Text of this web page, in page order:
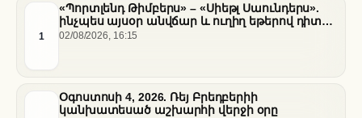
1
«Պորտլենդ Թիմբերս» – «Սիեթլ Սաունդերս».
ինչպես այսօր անվճար և ուղիղ եթերով դիտել
հանդիպումը
02/08/2026, 16:15
Օգոստոսի 4, 2026. Ռեյ Բրեդբերիի
կանխատեսած աշխարհի վերջի օրը